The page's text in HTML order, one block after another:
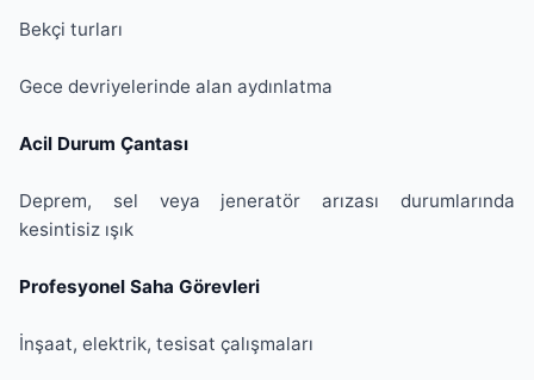
Bekçi turları
Gece devriyelerinde alan aydınlatma
Acil Durum Çantası
Deprem, sel veya jeneratör arızası durumlarında
kesintisiz ışık
Profesyonel Saha Görevleri
İnşaat, elektrik, tesisat çalışmaları